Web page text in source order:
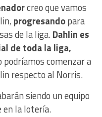
creo que vamos
progresandopara
de la liga.Dahlin es
de toda la liga,
podríamos comenzar a
respecto al Norris.
siendo un equipo
en la lotería.